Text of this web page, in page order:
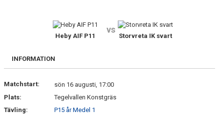
Heby AIF P11
vs
Storvreta IK svart
INFORMATION
Matchstart:
sön 16 augusti, 17:00
Plats:
Tegelvallen Konstgräs
Tävling:
P15 år Medel 1